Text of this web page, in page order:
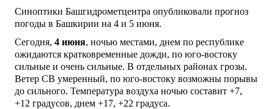
Синоптики Башгидрометцентра опубликовали прогноз
погоды в Башкирии на 4 и 5 июня.
Сегодня, 4 июня, ночью местами, днем по республике
ожидаются кратковременные дожди, по юго-востоку
сильные и очень сильные. В отдельных районах грозы.
Ветер СВ умеренный, по юго-востоку возможны порывы
до сильного. Температура воздуха ночью составит +7,
+12 градусов, днем +17, +22 градуса.